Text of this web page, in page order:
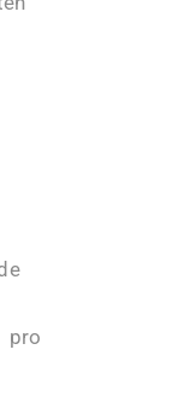
pro